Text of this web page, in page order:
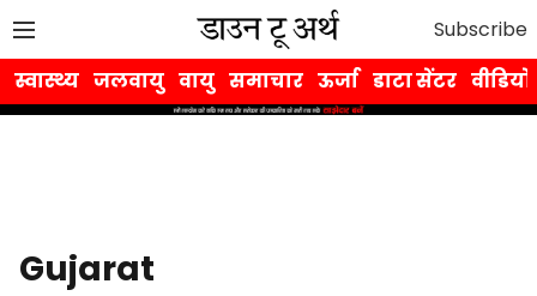
Subscribe
स्वास्थ्य जलवायु वायु समाचार ऊर्जा डाटा सेंटर वीडियो
Gujarat